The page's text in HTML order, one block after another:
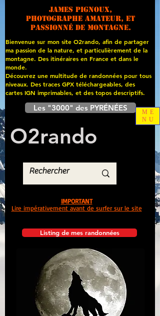
James PIGNOUX,
photographe amateur, et
passionné de montagne.
Bienvenue sur mon site O2rando, afin de partager
ma passion de la nature, et particulièrement de la
montagne. Des itinéraires en France et dans le
monde.
Découvrez une multitude de randonnées pour tous
niveaux. Des traces GPX téléchargeables, des
cartes IGN imprimables, et des topos descriptifs.
Les "3000" des PYRÉNÉES
O2rando
Listing de mes randonnées
IMPORTANT
Lire impérativement avant de surfer sur le site
ME
NU